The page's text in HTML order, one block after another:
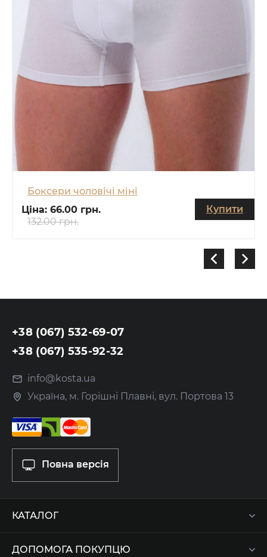
Боксери чоловічі міні
Ціна: 66.00 грн.
132.00 грн.
Купити
+38 (067) 532-69-07
+38 (067) 535-92-32
info@kosta.ua
Україна, м. Горішні Плавні, вул. Портова 13
Повна версія
КАТАЛОГ
ДОПОМОГА ПОКУПЦЮ